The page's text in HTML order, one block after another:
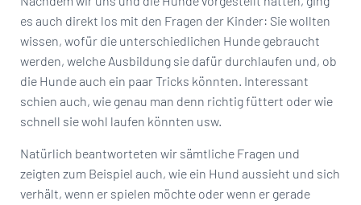
es auch direkt los mit den Fragen der Kinder: Sie wollten
wissen, wofür die unterschiedlichen Hunde gebraucht
werden, welche Ausbildung sie dafür durchlaufen und, ob
die Hunde auch ein paar Tricks könnten. Interessant
schien auch, wie genau man denn richtig füttert oder wie
schnell sie wohl laufen könnten usw.
Natürlich beantworteten wir sämtliche Fragen und
zeigten zum Beispiel auch, wie ein Hund aussieht und sich
verhält, wenn er spielen möchte oder wenn er gerade